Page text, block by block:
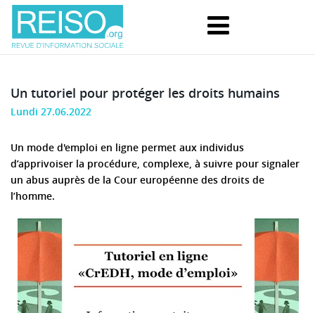
Un tutoriel pour protéger les droits humains
Lundi 27.06.2022
Un mode d'emploi en ligne permet aux individus
d’apprivoiser la procédure, complexe, à suivre pour signaler
un abus auprès de la Cour européenne des droits de
l’homme.